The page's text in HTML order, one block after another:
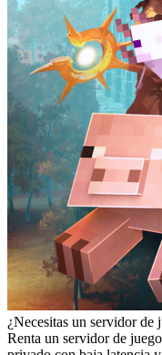
¿Necesitas un servidor de
Renta un servidor de